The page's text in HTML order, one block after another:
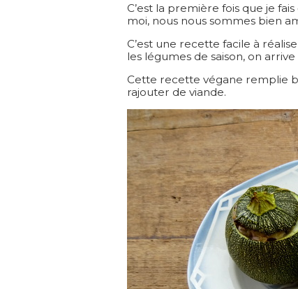
C’est la première fois que je
moi, nous nous sommes bien
C’est une recette facile à
les légumes de saison, on
Cette recette végane remplie
rajouter de viande.